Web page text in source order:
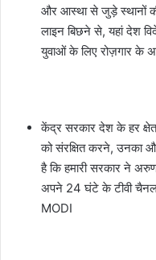
और आस्था से जुड़े स्थानों
लाइन बिछने से, यहां देश
युवाओं के लिए रोज़गार
केंद्र सरकार देश के हर
को संरक्षित करने, उनका
है कि हमारी सरकार ने
अपने 24 घंटे के टीवी चैनल
MODI